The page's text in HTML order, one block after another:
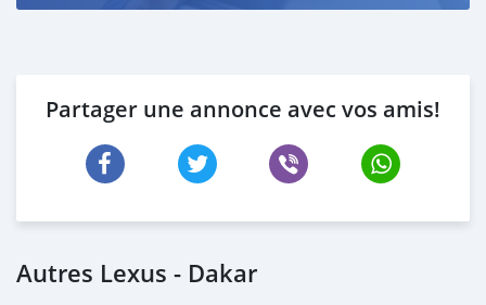
Partager une annonce avec vos amis!
Autres Lexus - Dakar